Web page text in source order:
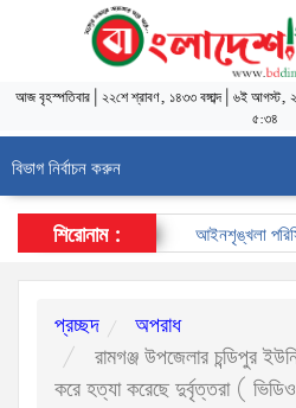
আজবৃহস্পতিবার ২২শে শ্রাবণ, ১৪৩৩ বঙ্গাব্দ| ৬ই আগস্ট,
৫:৩৪
বিভাগ নির্বাচন করুন
শিরোনাম : আইনশৃঙ্খলা
প্রচ্ছদ
অপরাধ
রামগঞ্জ উপজেলার চন্ডিপুর
করে হত্যা করেছে দুর্বৃত্তরা (